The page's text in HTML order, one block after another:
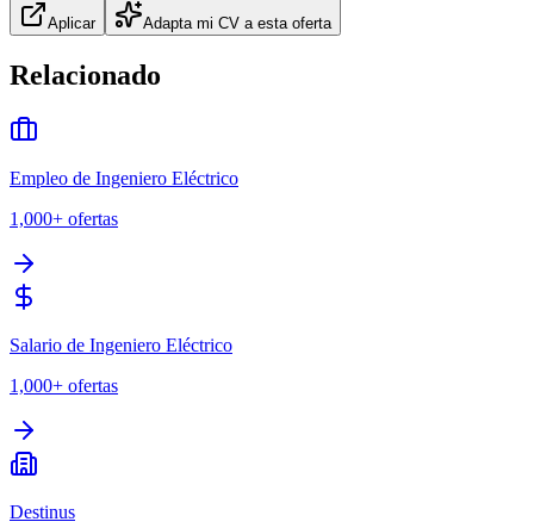
Aplicar Adapta mi CV a esta oferta
Relacionado
Empleo de Ingeniero Eléctrico
1,000+ ofertas
Salario de Ingeniero Eléctrico
1,000+ ofertas
Destinus